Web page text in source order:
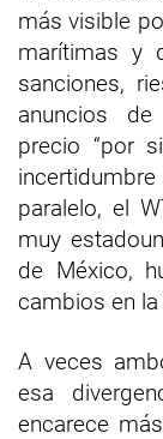
más visible
marítimas y
sanciones,
anuncios
precio “por
paralelo, el
muy
de México,
cambios en
A veces
esa
encarece